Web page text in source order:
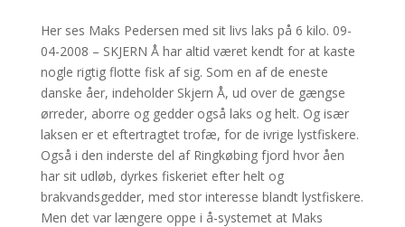
Her ses Maks Pedersen med sit livs laks på 6 kilo. 09-
04-2008 – SKJERN Å har altid været kendt for at kaste
nogle rigtig flotte fisk af sig. Som en af de eneste
danske åer, indeholder Skjern Å, ud over de gængse
ørreder, aborre og gedder også laks og helt. Og især
laksen er et eftertragtet trofæ, for de ivrige lystfiskere.
Også i den inderste del af Ringkøbing fjord hvor åen
har sit udløb, dyrkes fiskeriet efter helt og
brakvandsgedder, med stor interesse blandt lystfiskere.
Men det var længere oppe i å-systemet at Maks